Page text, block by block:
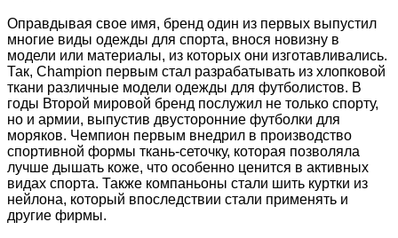
Оправдывая свое имя, бренд один из первых выпустил
многие виды одежды для спорта, внося новизну в
модели или материалы, из которых они изготавливались.
Так, Champion первым стал разрабатывать из хлопковой
ткани различные модели одежды для футболистов. В
годы Второй мировой бренд послужил не только спорту,
но и армии, выпустив двусторонние футболки для
моряков. Чемпион первым внедрил в производство
спортивной формы ткань-сеточку, которая позволяла
лучше дышать коже, что особенно ценится в активных
видах спорта. Также компаньоны стали шить куртки из
нейлона, который впоследствии стали применять и
другие фирмы.